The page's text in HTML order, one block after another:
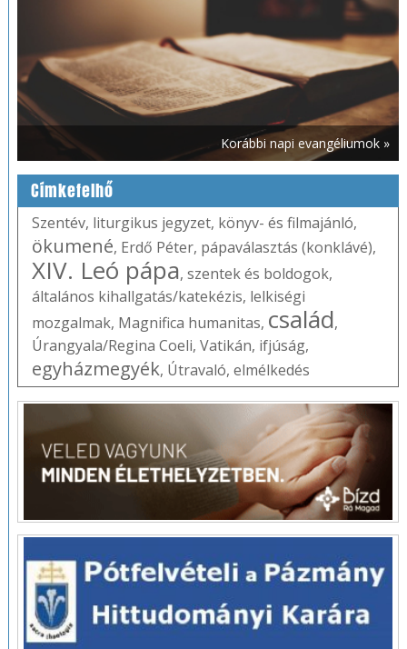
Korábbi napi evangéliumok »
Címkefelhő
Szentév, liturgikus jegyzet, könyv- és filmajánló,
ökumené, Erdő Péter, pápaválasztás (konklávé),
XIV. Leó pápa, szentek és boldogok,
általános kihallgatás/katekézis, lelkiségi
mozgalmak, Magnifica humanitas, család,
Úrangyala/Regina Coeli, Vatikán, ifjúság,
egyházmegyék, Útravaló, elmélkedés